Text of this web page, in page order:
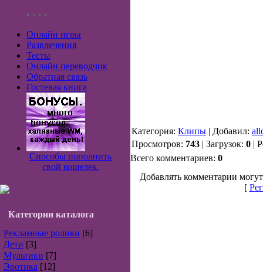
• • • •
Онлайн игры
Развлечения
Тесты
Онлайн переводчик
Обратная связь
Гостевая книга
Способы пополнить
свой кошелек.
Категории каталога
Рекламные ролики [6]
Дети [3]
Мультики [7]
Эротика [12]
Категория: Клипы | Добавил:
Просмотров: 743 | Загрузок: 0 |
Всего комментариев: 0
Добавлять комментарии
[